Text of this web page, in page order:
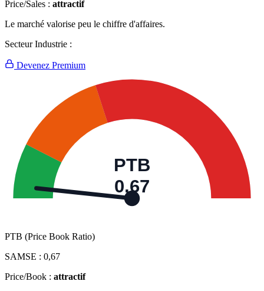
Price/Sales : attractif
Le marché valorise peu le chiffre d'affaires.
Secteur Industrie :
Devenez Premium
PTB
0,67
PTB (Price Book Ratio)
SAMSE : 0,67
Price/Book : attractif